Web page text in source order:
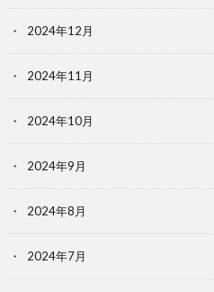
2024年12月
2024年11月
2024年10月
2024年9月
2024年8月
2024年7月